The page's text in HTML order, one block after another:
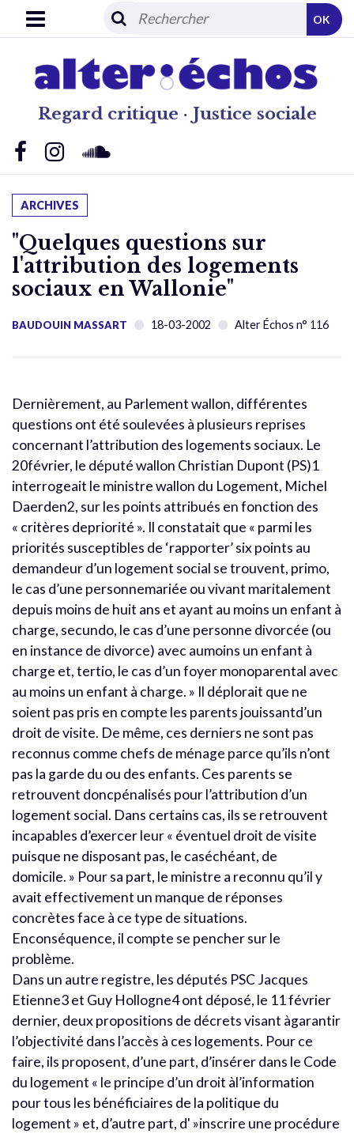
Regard critique · Justice sociale
OK
ARCHIVES
"Quelques questions sur
l'attribution des logements
sociaux en Wallonie"
BAUDOUIN MASSART 18-03-2002 Alter Échos n° 116
Dernièrement, au Parlement wallon, différentes
questions ont été soulevées à plusieurs reprises
concernant l’attribution des logements sociaux. Le
20février, le député wallon Christian Dupont (PS)1
interrogeait le ministre wallon du Logement, Michel
Daerden2, sur les points attribués en fonction des
« critères depriorité ». Il constatait que « parmi les
priorités susceptibles de ‘rapporter’ six points au
demandeur d’un logement social se trouvent, primo,
le cas d’une personnemariée ou vivant maritalement
depuis moins de huit ans et ayant au moins un enfant à
charge, secundo, le cas d’une personne divorcée (ou
en instance de divorce) avec aumoins un enfant à
charge et, tertio, le cas d’un foyer monoparental avec
au moins un enfant à charge. » Il déplorait que ne
soient pas pris en compte les parents jouissantd’un
droit de visite. De même, ces derniers ne sont pas
reconnus comme chefs de ménage parce qu’ils n’ont
pas la garde du ou des enfants. Ces parents se
retrouvent doncpénalisés pour l’attribution d’un
logement social. Dans certains cas, ils se retrouvent
incapables d’exercer leur « éventuel droit de visite
puisque ne disposant pas, le caséchéant, de
domicile. » Pour sa part, le ministre a reconnu qu’il y
avait effectivement un manque de réponses
concrètes face à ce type de situations.
Enconséquence, il compte se pencher sur le
problème.
Dans un autre registre, les députés PSC Jacques
Etienne3 et Guy Hollogne4 ont déposé, le 11 février
dernier, deux propositions de décrets visant àgarantir
l’objectivité dans l’accès à ces logements. Pour ce
faire, ils proposent, d’une part, d’insérer dans le Code
du logement « le principe d’un droit àl’information
pour tous les bénéficiaires de la politique du
logement » et, d’autre part, d' »inscrire une procédure